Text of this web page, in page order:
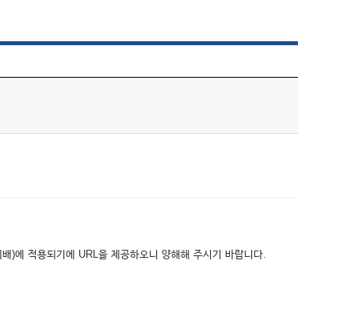
)에 적용되기에 URL을 제공하오니 양해해 주시기 바랍니다.